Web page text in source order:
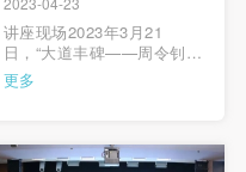
讲座现场2023年3月21
日，“大道丰碑——周令钊、
钟涵、邓澍、侯一民、詹建
俊、李化吉先生系列学术活
的学与教》。讲座由油画系
更多